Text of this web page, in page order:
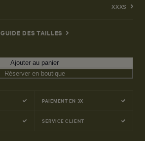
XXXS
GUIDE DES TAILLES
Ajouter au panier
Réserver en boutique
PAIEMENT EN 3X
SERVICE CLIENT